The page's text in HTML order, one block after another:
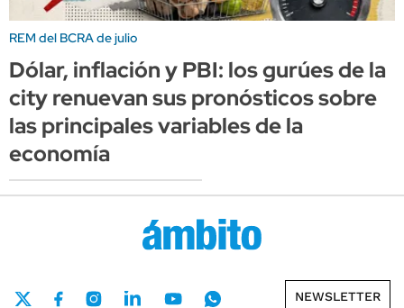
REM del BCRA de julio
Dólar, inflación y PBI: los gurúes de la
city renuevan sus pronósticos sobre
las principales variables de la
economía
NEWSLETTER